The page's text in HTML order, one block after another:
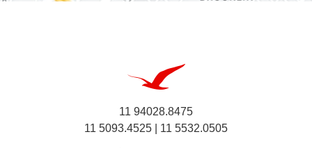
11 94028.8475
11 5093.4525 | 11 5532.0505